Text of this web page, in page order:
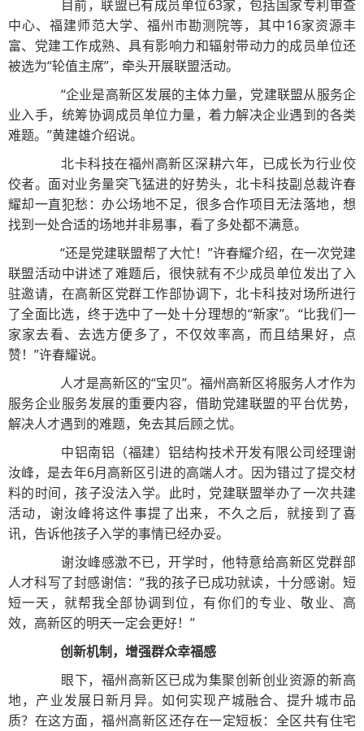
目前，联盟已有成员单位63家，包括国家专利审查
中心、福建师范大学、福州市勘测院等，其中16家资源丰
富、党建工作成熟、具有影响力和辐射带动力的成员单位还
被选为“轮值主席”，牵头开展联盟活动。
“企业是高新区发展的主体力量，党建联盟从服务企
业入手，统筹协调成员单位力量，着力解决企业遇到的各类
难题。”黄建雄介绍说。
北卡科技在福州高新区深耕六年，已成长为行业佼
佼者。面对业务量突飞猛进的好势头，北卡科技副总裁许春
耀却一直犯愁：办公场地不足，很多合作项目无法落地，想
找到一处合适的场地并非易事，看了多处都不满意。
“还是党建联盟帮了大忙！”许春耀介绍，在一次党建
联盟活动中讲述了难题后，很快就有不少成员单位发出了入
驻邀请，在高新区党群工作部协调下，北卡科技对场所进行
了全面比选，终于选中了一处十分理想的“新家”。“比我们一
家家去看、去选方便多了，不仅效率高，而且结果好，点
赞！”许春耀说。
人才是高新区的“宝贝”。福州高新区将服务人才作为
服务企业服务发展的重要内容，借助党建联盟的平台优势，
解决人才遇到的难题，免去其后顾之忧。
中铝南铝（福建）铝结构技术开发有限公司经理谢
汝峰，是去年6月高新区引进的高端人才。因为错过了提交材
料的时间，孩子没法入学。此时，党建联盟举办了一次共建
活动，谢汝峰将这件事提了出来，不久之后，就接到了喜
讯，告诉他孩子入学的事情已经办妥。
谢汝峰感激不已，开学时，他特意给高新区党群部
人才科写了封感谢信：“我的孩子已成功就读，十分感谢。短
短一天，就帮我全部协调到位，有你们的专业、敬业、高
效，高新区的明天一定会更好！”
创新机制，增强群众幸福感
眼下，福州高新区已成为集聚创新创业资源的新高
地，产业发展日新月异。如何实现产城融合、提升城市品
质？在这方面，福州高新区还存在一定短板：全区共有住宅